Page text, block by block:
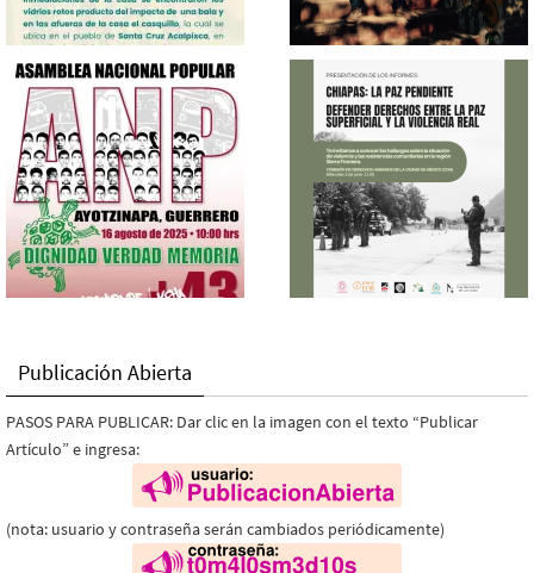
Publicación Abierta
PASOS PARA PUBLICAR: Dar clic en la imagen con el texto “Publicar
Artículo” e ingresa:
(nota: usuario y contraseña serán cambiados periódicamente)